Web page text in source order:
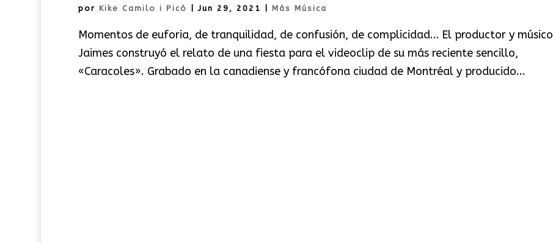
por Kike Camilo i Picó |Jun 29, 2021 Más Música
Momentos de euforia, de tranquilidad, de confusión, de complicidad… El productor y músico
Jaimes construyó el relato de una fiesta para el videoclip de su más reciente sencillo,
«Caracoles». Grabado en la canadiense y francófona ciudad de Montréal y producido...